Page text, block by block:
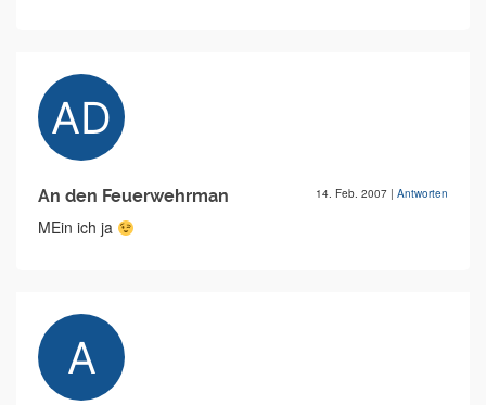
An den Feuerwehrman 14. Feb. 2007 | Antworten
MEin ich ja